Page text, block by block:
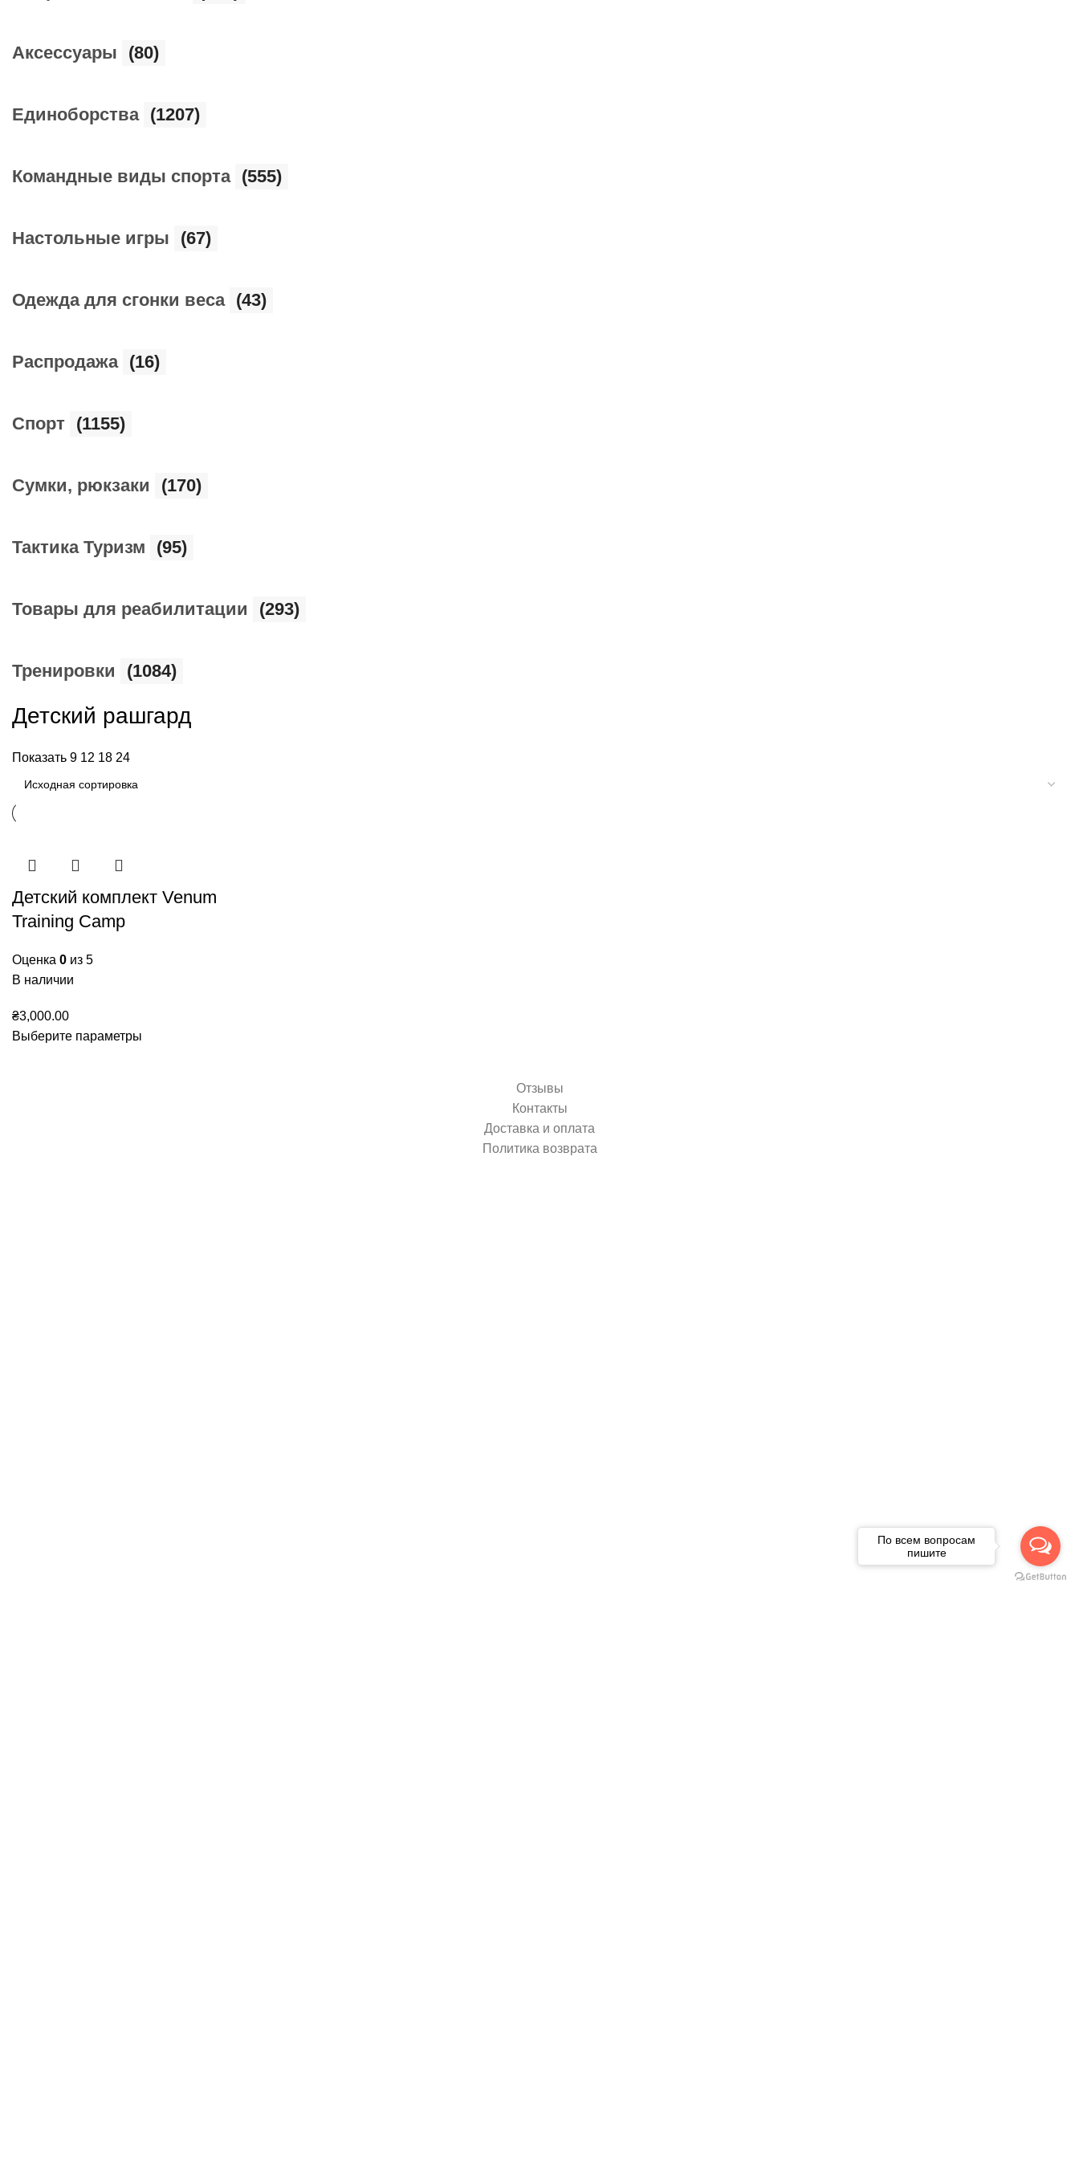
Аксессуары (80)
Единоборства (1207)
Командные виды спорта (555)
Настольные игры (67)
Одежда для сгонки веса (43)
Распродажа (16)
Спорт (1155)
Сумки, рюкзаки (170)
Тактика Туризм (95)
Товары для реабилитации (293)
Тренировки (1084)
Детский рашгард
Показать 9 12 18 24
Детский комплект Venum
Training Camp
Оценка 0 из 5
В наличии
₴3,000.00
Выберите параметры
Отзывы
Контакты
Доставка и оплата
Политика возврата
По всем вопросам
пишите